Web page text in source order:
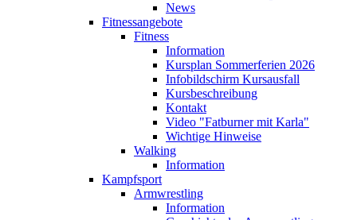
News
Fitnessangebote
Fitness
Information
Kursplan Sommerferien 2026
Infobildschirm Kursausfall
Kursbeschreibung
Kontakt
Video "Fatburner mit Karla"
Wichtige Hinweise
Walking
Information
Kampfsport
Armwrestling
Information